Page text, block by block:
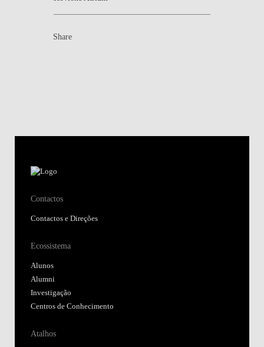
Share
Contactos
Contactos e Direções
Ecossistema
Alunos
Alumni
Investigação
Centros de Conhecimento
Atalhos